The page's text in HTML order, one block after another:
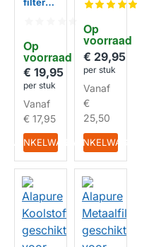
HUISMERK
Op
voorraad
416518
263x29
0mm
€ 19,95
per stuk
Vanaf
€ 17,95
IN WINKELWAGEN
HUISMERK
Op
voorraad
kt voor
HF301
4
€ 29,95
per stuk
Vanaf
€
25,50
IN WINKELWAGEN